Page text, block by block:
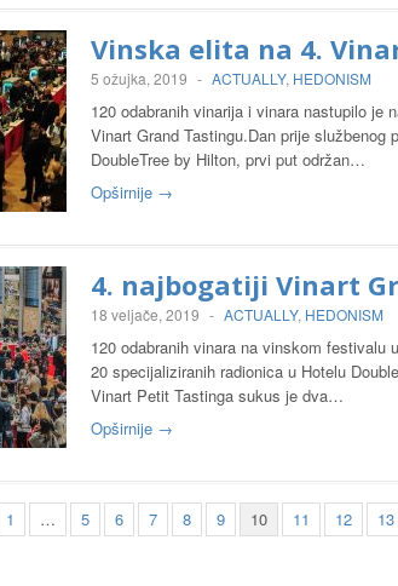
Vinska elita na 4.
5 ožujka, 2019 - ACTUALLY, HEDONISM
120 odabranih vinarija i vinara nastupilo je
Vinart Grand Tastingu.Dan prije službenog
DoubleTree by Hilton, prvi put održan…
Opširnije →
4. najbogatiji Vinart
18 veljače, 2019 - ACTUALLY, HEDONISM
120 odabranih vinara na vinskom festivalu
20 specijaliziranih radionica u Hotelu
Vinart Petit Tastinga sukus je dva…
Opširnije →
1 … 5 6 7 8 9 10 11 12 13